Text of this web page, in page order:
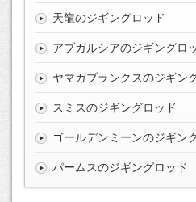
天龍のジギングロッド
アブガルシアのジギングロ
ヤマガブランクスのジギン
スミスのジギングロッド
ゴールデンミーンのジギン
パームスのジギングロッド